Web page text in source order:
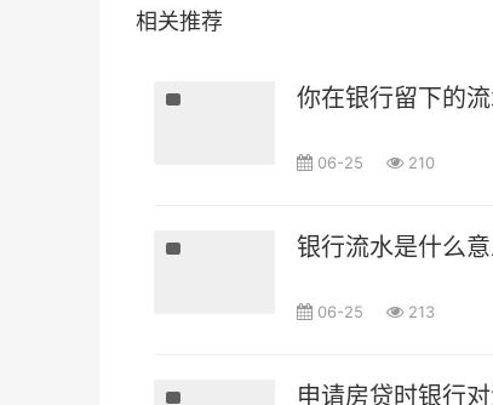
相关推荐
你在银行留下的
06-25 210
银行流水是什么
06-25 213
申请房贷时银行